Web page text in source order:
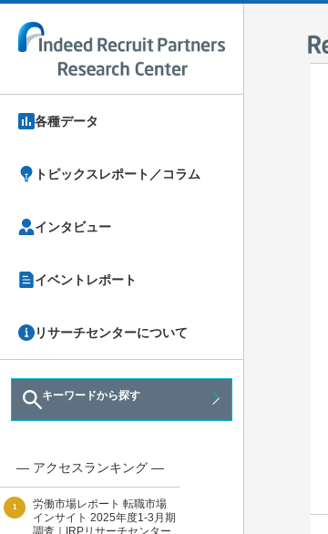
各種データ
トピックスレポート／コラム
インタビュー
イベントレポート
リサーチセンターについて
キーワードから探す
― アクセスランキング ―
1
労働市場レポート 転職市場
インサイト 2025年度1-3月期
調査｜IRPリサーチセンター